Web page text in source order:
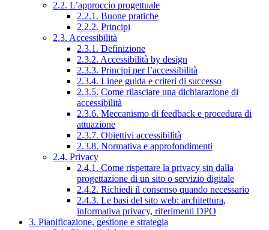
2.2. L’approccio progettuale
2.2.1. Buone pratiche
2.2.2. Principi
2.3. Accessibilità
2.3.1. Definizione
2.3.2. Accessibilità by design
2.3.3. Principi per l’accessibilità
2.3.4. Linee guida e criteri di successo
2.3.5. Come rilasciare una dichiarazione di
accessibilità
2.3.6. Meccanismo di feedback e procedura di
attuazione
2.3.7. Obiettivi accessibilità
2.3.8. Normativa e approfondimenti
2.4. Privacy
2.4.1. Come rispettare la privacy sin dalla
progettazione di un sito o servizio digitale
2.4.2. Richiedi il consenso quando necessario
2.4.3. Le basi del sito web: architettura,
informativa privacy, riferimenti DPO
3. Pianificazione, gestione e strategia